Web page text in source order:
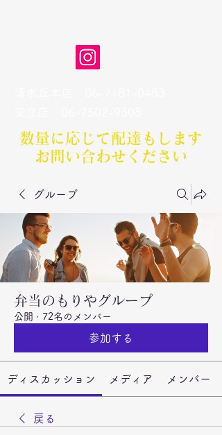
数量に応じて配達もします​
お問い合わせください
グループ
弁当のもりやグループ
公開 · 72名のメンバー
参加する
ディスカッション メディア メンバー
戻る